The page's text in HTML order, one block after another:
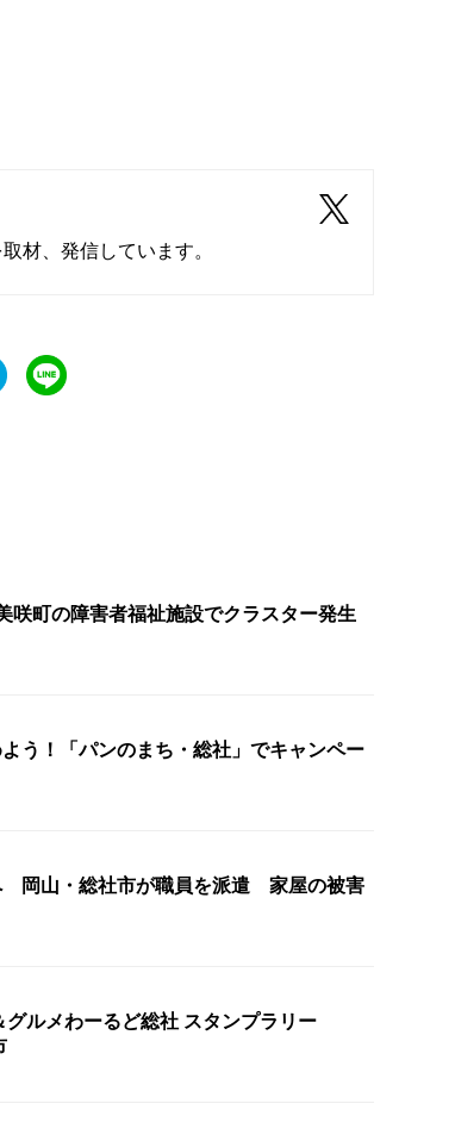
材、発信しています。
町の障害者福祉施設でクラスター発生
う！「パンのまち・総社」でキャンペー
岡山・総社市が職員を派遣 家屋の被害
ルメわーるど総社 スタンプラリー